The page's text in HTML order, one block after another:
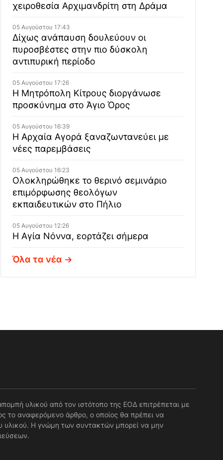
χειροθεσία Αρχιμανδρίτη στη Δράμα
05 Αυγούστου 17:43
Δίχως ανάπαυση δουλεύουν οι
πυροσβέστες στην πιο δύσκολη
αντιπυρική περίοδο
05 Αυγούστου 17:26
Η Μητρόπολη Κίτρους διοργάνωσε
προσκύνημα στο Άγιο Όρος
05 Αυγούστου 16:39
Η Αρχαία Αγορά ξαναζωντανεύει με
νέες παρεμβάσεις
05 Αυγούστου 16:23
Ολοκληρώθηκε το θερινό σεμινάριο
επιμόρφωσης θεολόγων
εκπαιδευτικών στο Πήλιο
05 Αυγούστου 12:26
Η Αγία Νόννα, εορτάζει σήμερα
Όλα τα νέα
υλικού από τον ιστότοπο της ΕΟΔ επιτρέπεται με
το αναφερόμενο άρθρο, ο οποίος θα πρέπει να
υλικού. Η γνώμη των συντακτών μπορεί να μην